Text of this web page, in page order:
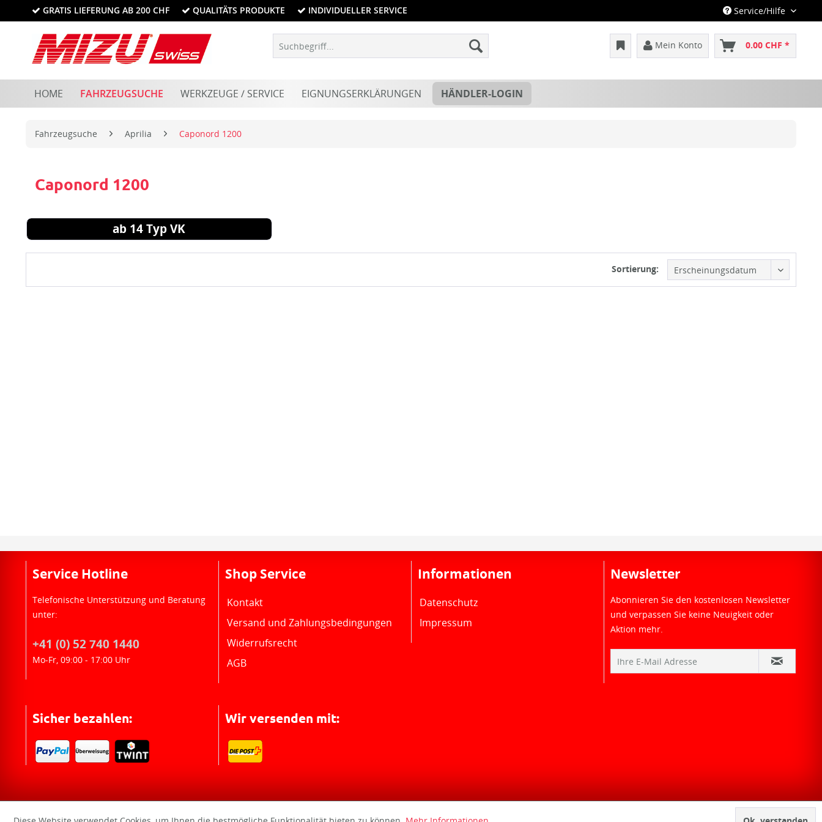
GRATIS LIEFERUNG AB 200 CHF QUALITÄTS PRODUKTE INDIVIDUELLER SERVICE Service/Hilfe
Mein Konto 0.00 CHF *
HOME FAHRZEUGSUCHE WERKZEUGE / SERVICE EIGNUNGSERKLÄRUNGEN HÄNDLER-LOGIN
Fahrzeugsuche Aprilia Caponord 1200
Caponord 1200
ab 14 Typ VK
Sortierung:
Service Hotline
Telefonische Unterstützung und Beratung
unter:
+41 (0) 52 740 1440
Mo-Fr, 09:00 - 17:00 Uhr
Shop Service
Kontakt
Versand und Zahlungsbedingungen
Widerrufsrecht
AGB
Informationen
Datenschutz
Impressum
Newsletter
Abonnieren Sie den kostenlosen Newsletter
und verpassen Sie keine Neuigkeit oder
Aktion mehr.
Sicher bezahlen: Wir versenden mit: